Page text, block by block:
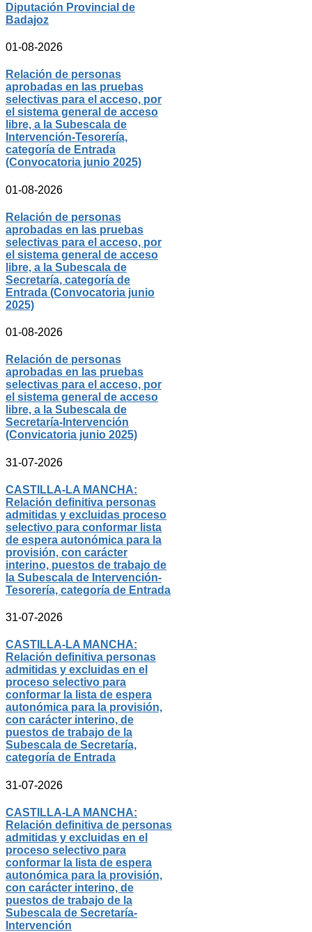
Diputación Provincial de
Badajoz
01-08-2026
Relación de personas
aprobadas en las pruebas
selectivas para el acceso, por
el sistema general de acceso
libre, a la Subescala de
Intervención-Tesorería,
categoría de Entrada
(Convocatoria junio 2025)
01-08-2026
Relación de personas
aprobadas en las pruebas
selectivas para el acceso, por
el sistema general de acceso
libre, a la Subescala de
Secretaría, categoría de
Entrada (Convocatoria junio
2025)
01-08-2026
Relación de personas
aprobadas en las pruebas
selectivas para el acceso, por
el sistema general de acceso
libre, a la Subescala de
Secretaría-Intervención
(Convicatoria junio 2025)
31-07-2026
CASTILLA-LA MANCHA:
Relación definitiva personas
admitidas y excluidas proceso
selectivo para conformar lista
de espera autonómica para la
provisión, con carácter
interino, puestos de trabajo de
la Subescala de Intervención-
Tesorería, categoría de Entrada
31-07-2026
CASTILLA-LA MANCHA:
Relación definitiva personas
admitidas y excluidas en el
proceso selectivo para
conformar la lista de espera
autonómica para la provisión,
con carácter interino, de
puestos de trabajo de la
Subescala de Secretaría,
categoría de Entrada
31-07-2026
CASTILLA-LA MANCHA:
Relación definitiva de personas
admitidas y excluidas en el
proceso selectivo para
conformar la lista de espera
autonómica para la provisión,
con carácter interino, de
puestos de trabajo de la
Subescala de Secretaría-
Intervención